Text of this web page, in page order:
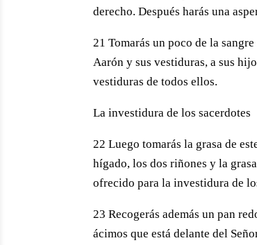
derecho. Después harás una
21 Tomarás un poco de la
Aarón y sus vestiduras, a sus
vestiduras de todos ellos.
La investidura de los sacerdotes
22 Luego tomarás la grasa de
hígado, los dos riñones y la
ofrecido para la investidura de
23 Recogerás además un pan
ácimos que está delante del